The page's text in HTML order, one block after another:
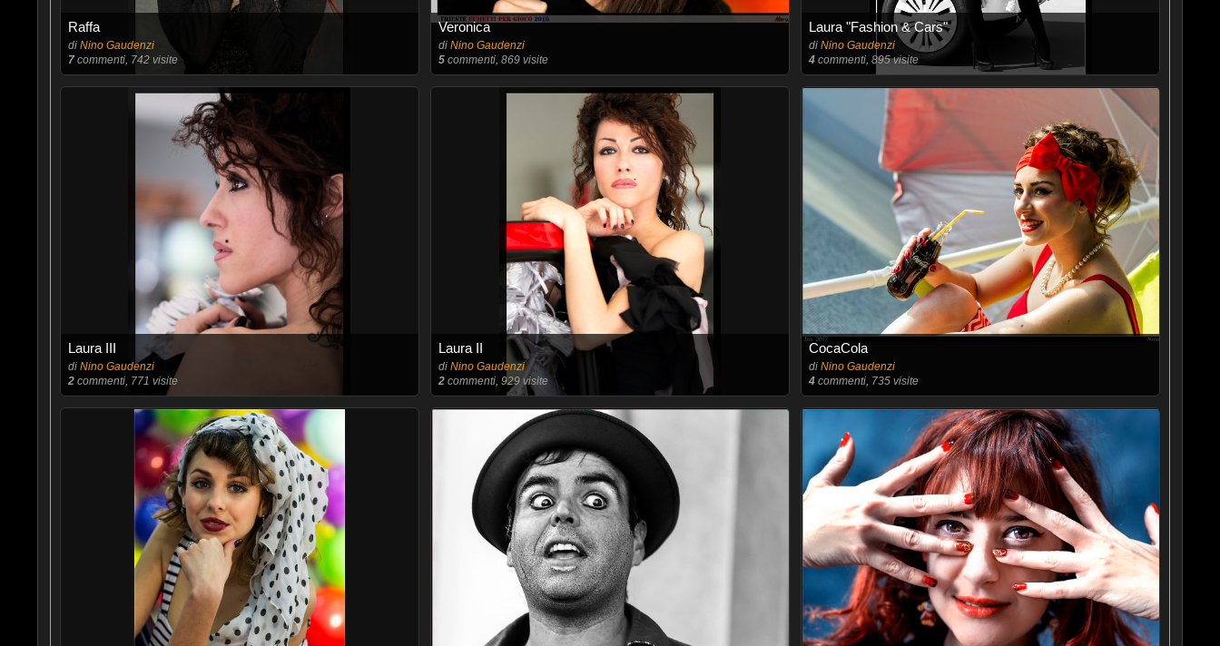
Raffa
di Nino Gaudenzi
7commenti, 742 visite
Veronica
di Nino Gaudenzi
5commenti, 869 visite
Laura "Fashion & Cars"
diNino Gaudenzi
4 commenti, 895 visite
Laura III
di Nino Gaudenzi
2commenti, 771 visite
Laura II
di Nino Gaudenzi
2commenti, 929 visite
CocaCola
diNino Gaudenzi
4 commenti, 735 visite